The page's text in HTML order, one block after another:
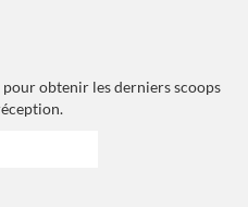
obtenir les derniers scoops